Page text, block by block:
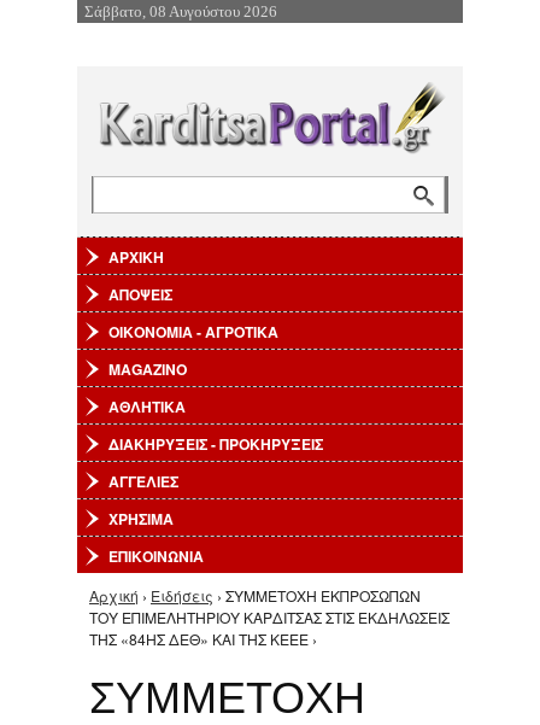
Επιστροφή στην Πλοήγηση
Σάββατο, 08 Αυγούστου 2026
ΑΡΧΙΚΗ
ΑΠΟΨΕΙΣ
ΟΙΚΟΝΟΜΙΑ - ΑΓΡΟΤΙΚΑ
MAGAZINO
ΑΘΛΗΤΙΚΑ
ΔΙΑΚΗΡΥΞΕΙΣ - ΠΡΟΚΗΡΥΞΕΙΣ
ΑΓΓΕΛΙΕΣ
ΧΡΗΣΙΜΑ
ΕΠΙΚΟΙΝΩΝΙΑ
Είστε εδώ
Αρχική › Ειδήσεις › ΣΥΜΜΕΤΟΧΗ ΕΚΠΡΟΣΩΠΩΝ
ΤΟΥ ΕΠΙΜΕΛΗΤΗΡΙΟΥ ΚΑΡΔΙΤΣΑΣ ΣΤΙΣ ΕΚΔΗΛΩΣΕΙΣ
ΤΗΣ «84ΗΣ ΔΕΘ» ΚΑΙ ΤΗΣ ΚΕΕΕ ›
ΣΥΜΜΕΤΟΧΗ